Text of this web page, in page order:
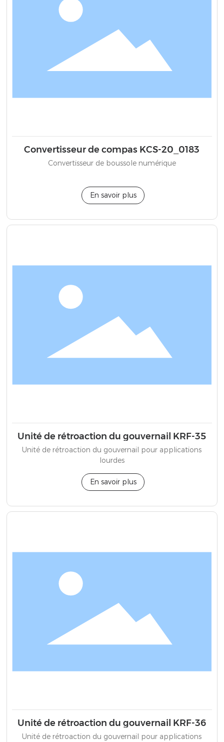
Convertisseur de compas KCS-20_0183
Convertisseur de boussole numérique
En savoir plus
Unité de rétroaction du gouvernail KRF-35
Unité de rétroaction du gouvernail pour applications
lourdes
En savoir plus
Unité de rétroaction du gouvernail KRF-36
Unité de rétroaction du gouvernail pour applications